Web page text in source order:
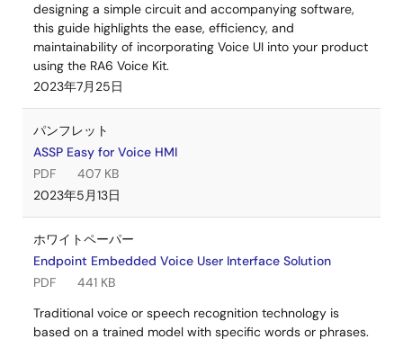
designing a simple circuit and accompanying software,
this guide highlights the ease, efficiency, and
maintainability of incorporating Voice UI into your product
using the RA6 Voice Kit.
2023年7月25日
パンフレット
ASSP Easy for Voice HMI
PDF
407 KB
2023年5月13日
ホワイトペーパー
Endpoint Embedded Voice User Interface Solution
PDF
441 KB
Traditional voice or speech recognition technology is
based on a trained model with specific words or phrases.